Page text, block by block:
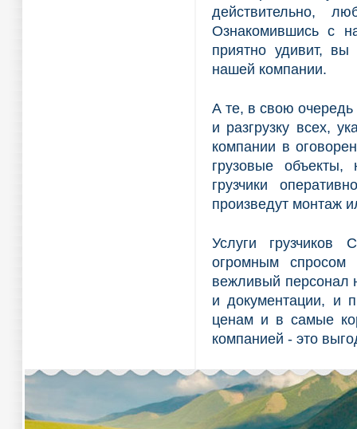
действительно,
Ознакомившись с
приятно удивит, вы
нашей компании.
А те, в свою очередь
и разгрузку всех,
компании в
грузовые
грузчики
произведут монтаж
Услуги грузчиков
огромным
вежливый персонал
и документации, и
ценам и в самые
компанией - это